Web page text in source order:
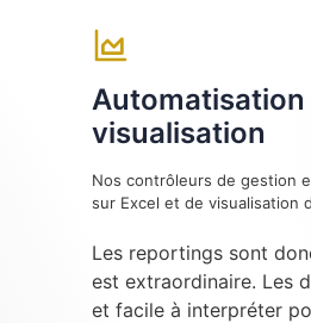
visualisation
Nos contrôleurs de gestion
sur Excel et de visualisation
Les reportings sont
est extraordinaire. Les
et facile à interpréter